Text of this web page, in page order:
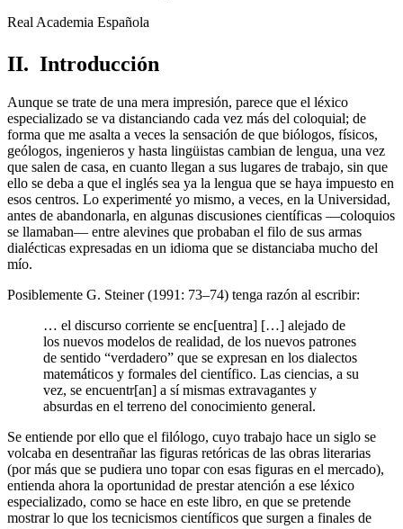
Real Academia Española
II. Introducción
Aunque se trate de una mera impresión, parece que el léxico
especializado se va distanciando cada vez más del coloquial; de
forma que me asalta a veces la sensación de que biólogos, físicos,
geólogos, ingenieros y hasta lingüistas cambian de lengua, una vez
que salen de casa, en cuanto llegan a sus lugares de trabajo, sin que
ello se deba a que el inglés sea ya la lengua que se haya impuesto en
esos centros. Lo experimenté yo mismo, a veces, en la Universidad,
antes de abandonarla, en algunas discusiones científicas —coloquios
se llamaban— entre alevines que probaban el filo de sus armas
dialécticas expresadas en un idioma que se distanciaba mucho del
mío.
Posiblemente G. Steiner (1991 : 73–74) tenga razón al escribir:
… el discurso corriente se enc[uentra] […] alejado de
los nuevos modelos de realidad, de los nuevos patrones
de sentido “verdadero” que se expresan en los dialectos
matemáticos y formales del científico. Las ciencias, a su
vez, se encuentr[an] a sí mismas extravagantes y
absurdas en el terreno del conocimiento general.
Se entiende por ello que el filólogo, cuyo trabajo hace un siglo se
volcaba en desentrañar las figuras retóricas de las obras literarias
(por más que se pudiera uno topar con esas figuras en el mercado),
entienda ahora la oportunidad de prestar atención a ese léxico
especializado, como se hace en este libro, en que se pretende
mostrar lo que los tecnicismos científicos que surgen a finales de